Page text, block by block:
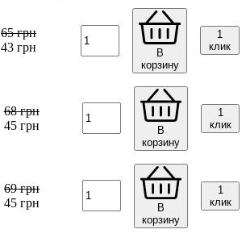
65грн
43 грн
В
корзину
1
клик
68грн
45грн
В
корзину
1
клик
69грн
45 грн
В
корзину
1
клик